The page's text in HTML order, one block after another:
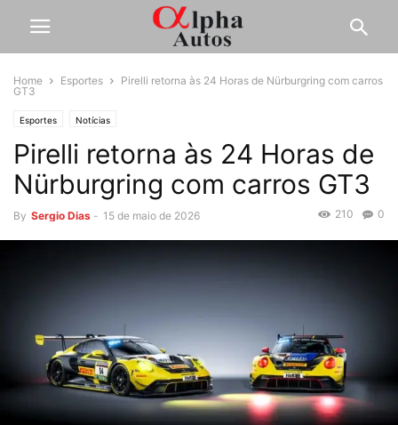
Home Esportes
Pirelli retorna às 24 Horas de Nürburgring com carros
GT3
Esportes Notícias
Pirelli retorna às 24 Horas de
Nürburgring com carros GT3
By Sergio Dias - 15 de maio de 2026 0
210